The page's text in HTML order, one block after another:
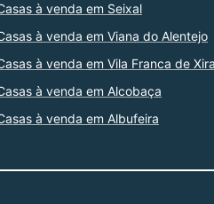
à venda em Seixal
à venda em Viana do Alentejo
à venda em Vila Franca de Xira
à venda em Alcobaça
à venda em Albufeira